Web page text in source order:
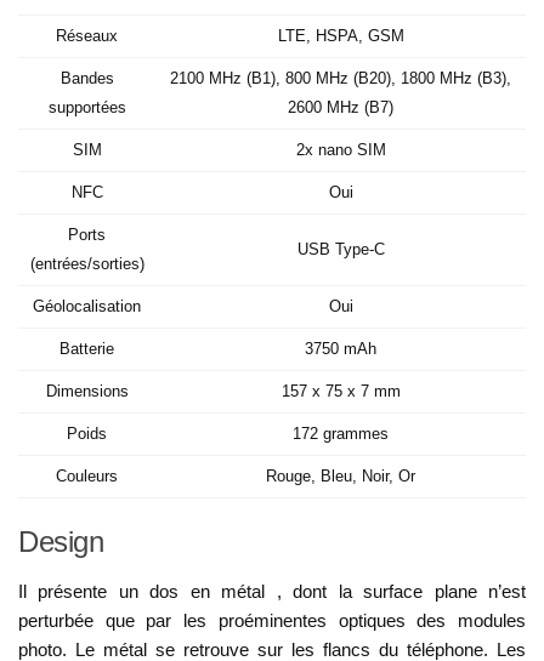
Réseaux LTE, HSPA, GSM
Bandes
supportées
2100 MHz (B1), 800 MHz (B20), 1800 MHz (B3),
2600 MHz (B7)
SIM 2x nano SIM
NFC Oui
Ports
(entrées/sorties)
USB Type-C
Géolocalisation Oui
Batterie 3750 mAh
Dimensions 157 x 75 x 7 mm
Poids 172 grammes
Couleurs Rouge, Bleu, Noir, Or
Design
Il présente un dos en métal , dont la surface plane n’est
perturbée que par les proéminentes optiques des modules
photo. Le métal se retrouve sur les flancs du téléphone. Les